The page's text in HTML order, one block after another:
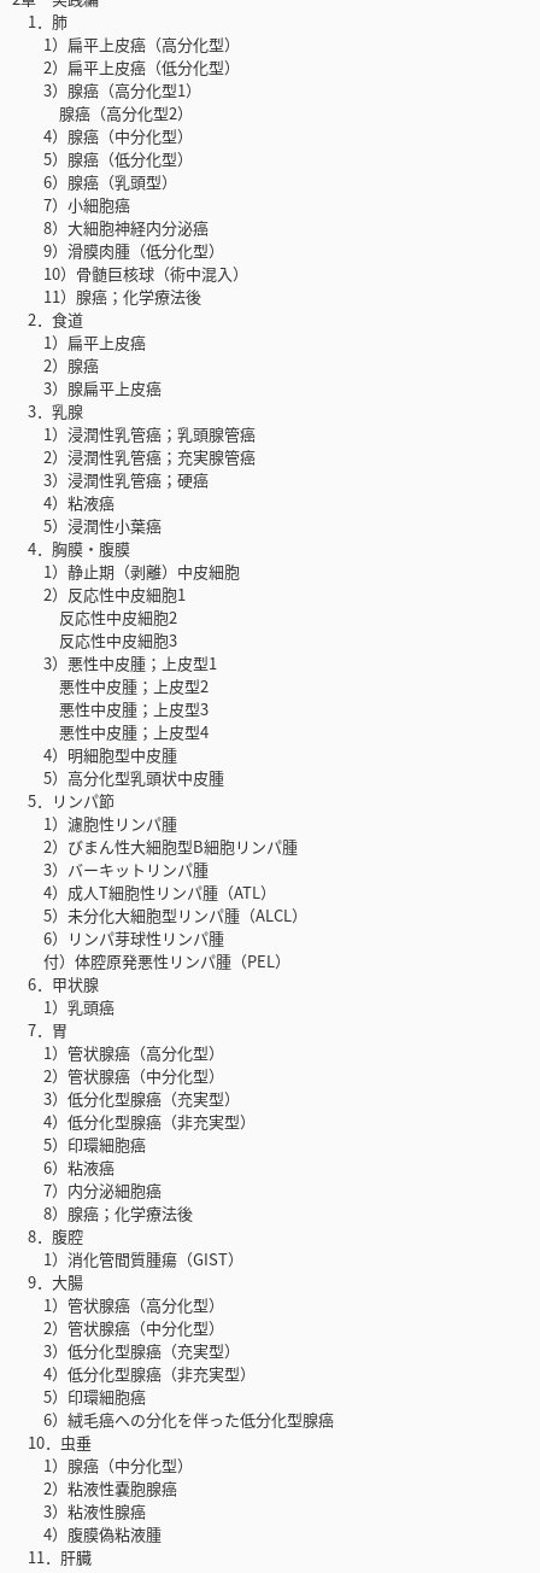
1．肺
1）扁平上皮癌（高分化型）
2）扁平上皮癌（低分化型）
3）腺癌（高分化型1）
腺癌（高分化型2）
4）腺癌（中分化型）
5）腺癌（低分化型）
6）腺癌（乳頭型）
7）小細胞癌
8）大細胞神経内分泌癌
9）滑膜肉腫（低分化型）
10）骨髄巨核球（術中混入）
11）腺癌；化学療法後
2．食道
1）扁平上皮癌
2）腺癌
3）腺扁平上皮癌
3．乳腺
1）浸潤性乳管癌；乳頭腺管癌
2）浸潤性乳管癌；充実腺管癌
3）浸潤性乳管癌；硬癌
4）粘液癌
5）浸潤性小葉癌
4．胸膜・腹膜
1）静止期（剥離）中皮細胞
2）反応性中皮細胞1
反応性中皮細胞2
反応性中皮細胞3
3）悪性中皮腫；上皮型1
悪性中皮腫；上皮型2
悪性中皮腫；上皮型3
悪性中皮腫；上皮型4
4）明細胞型中皮腫
5）高分化型乳頭状中皮腫
5．リンパ節
1）濾胞性リンパ腫
2）びまん性大細胞型B細胞リンパ腫
3）バーキットリンパ腫
4）成人T細胞性リンパ腫（ATL）
5）未分化大細胞型リンパ腫（ALCL）
6）リンパ芽球性リンパ腫
付）体腔原発悪性リンパ腫（PEL）
6．甲状腺
1）乳頭癌
7．胃
1）管状腺癌（高分化型）
2）管状腺癌（中分化型）
3）低分化型腺癌（充実型）
4）低分化型腺癌（非充実型）
5）印環細胞癌
6）粘液癌
7）内分泌細胞癌
8）腺癌；化学療法後
8．腹腔
1）消化管間質腫瘍（GIST）
9．大腸
1）管状腺癌（高分化型）
2）管状腺癌（中分化型）
3）低分化型腺癌（充実型）
4）低分化型腺癌（非充実型）
5）印環細胞癌
6）絨毛癌への分化を伴った低分化型腺癌
10．虫垂
1）腺癌（中分化型）
2）粘液性嚢胞腺癌
3）粘液性腺癌
4）腹膜偽粘液腫
11．肝臓